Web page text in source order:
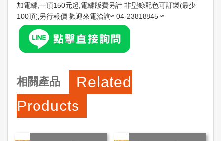
加電繡,一頂150元起,電繡版費另計 非型錄配色可訂製(最少
100頂)‚另行報價 歡迎來電洽詢≈ 04-23818845 ≈
相關產品
Related
Products